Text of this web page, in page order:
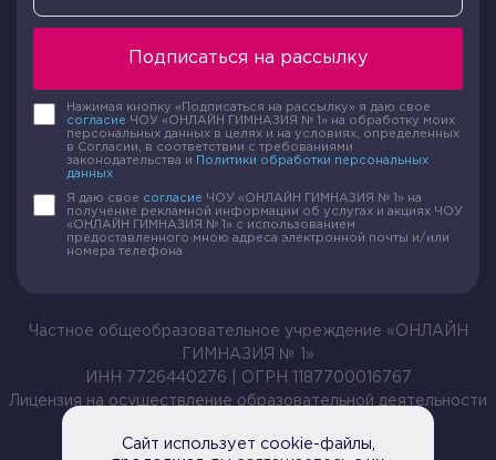
Подписаться на рассылку
Нажимая кнопку «Подписаться на рассылку» я даю свое
согласие ЧОУ «ОНЛАЙН ГИМНАЗИЯ № 1» на обработку моих
персональных данных в целях и на условиях, определенных
в Согласии, в соответствии с требованиями
законодательства и
Политики обработки персональных
данных
Я даю свое согласие ЧОУ «ОНЛАЙН ГИМНАЗИЯ № 1» на
получение рекламной информации об услугах и акциях ЧОУ
«ОНЛАЙН ГИМНАЗИЯ № 1» с использованием
предоставленного мною адреса электронной почты и/или
номера телефона
Частное общеобразовательное учреждение «ОНЛАЙН
ГИМНАЗИЯ № 1»
ИНН 7726440276 | ОГРН 1187700016767
Лицензия на осуществление образовательной деятельности
Сайт использует cookie-файлы,